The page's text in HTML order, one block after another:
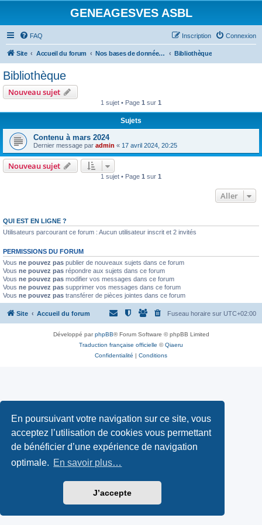
En poursuivant votre navigation sur ce site, vous
acceptez l’utilisation de cookies vous permettant
de bénéficier d’une expérience de navigation
optimale. En savoir plus…
J’accepte
GENEAGESVES ASBL
FAQ Connexion
Inscription
Site Accueil du forum Nos bases de données et notre bibliothèque Bibliothèque
Bibliothèque
Nouveau sujet
1 sujet • Page 1 sur 1
Sujets
Contenu à mars 2024
Dernier message par admin « 17 avril 2024, 20:25
Nouveau sujet
1 sujet • Page 1 sur 1
Aller
QUI EST EN LIGNE ?
Utilisateurs parcourant ce forum : Aucun utilisateur inscrit et 2 invités
PERMISSIONS DU FORUM
Vous ne pouvez pas publier de nouveaux sujets dans ce forum
Vous ne pouvez pas répondre aux sujets dans ce forum
Vous ne pouvez pas modifier vos messages dans ce forum
Vous ne pouvez pas supprimer vos messages dans ce forum
Vous ne pouvez pas transférer de pièces jointes dans ce forum
Site Accueil du forum Fuseau horaire sur UTC+02:00
Développé parphpBB® Forum Software © phpBB Limited
Traduction française officielle ©Qiaeru
Confidentialité | Conditions